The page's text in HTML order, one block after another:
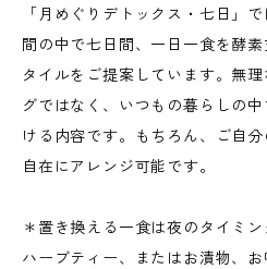
「月めぐりデトックス・七日」
間の中で七日間、一日一食を酵
タイルをご提案しています。無
グではなく、いつもの暮らしの
ける内容です。もちろん、ご自
自在にアレンジ可能です。
＊置き換える一食は夜のタイミ
ハーブティー、またはお漬物、